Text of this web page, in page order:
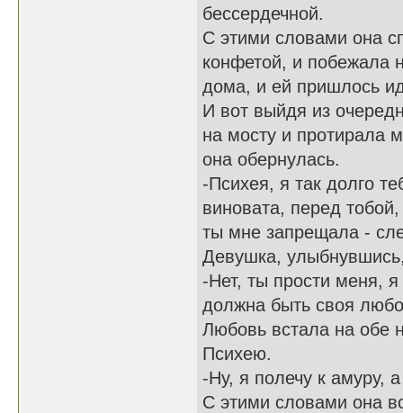
бессердечной.
С этими словами она
конфетой, и побежала
дома, и ей пришлось
И вот выйдя из
на мосту и протирала
она обернулась.
-Психея, я так долго
виновата, перед
ты мне запрещала -
Девушка,
-Нет, ты прости меня,
должна быть своя
Любовь встала на обе
Психею.
-Ну, я полечу к амуру,
С этими словами она